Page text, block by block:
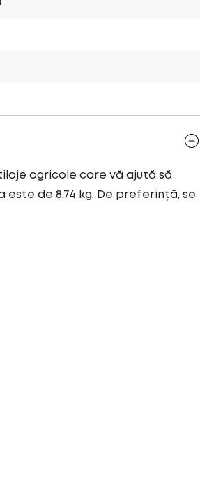
agricole care vă ajută să
de 8,74 kg. De preferință, se